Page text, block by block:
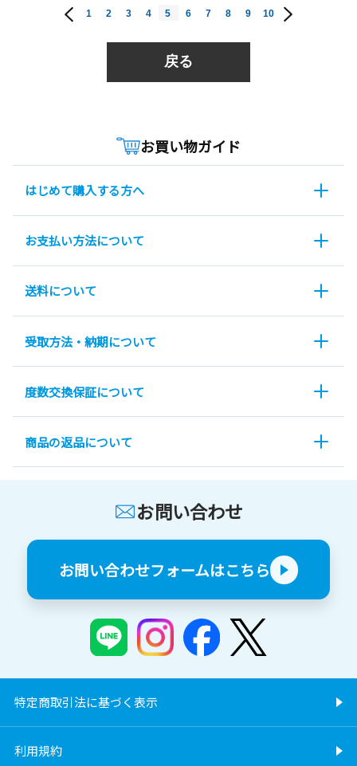
1 2 3 4 5 6 7 8 9 10
戻る
お買い物ガイド
はじめて購入する方へ
お支払い方法について
送料について
受取方法・納期について
度数交換保証について
商品の返品について
お問い合わせ
お問い合わせフォームはこちら
特定商取引法に基づく表示
利用規約